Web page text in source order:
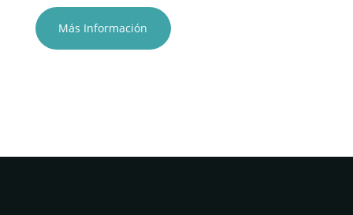
Más Información